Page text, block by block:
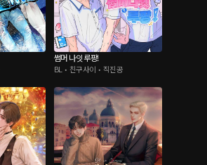
썸머 나잇 루팡!
BL • 친구사이 • 직진공